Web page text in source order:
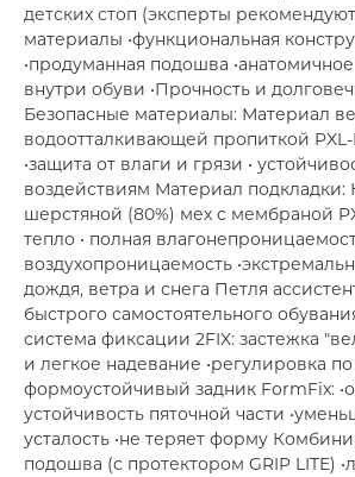
детских стоп (эксперты
материалы •функциональная
•продуманная подошва
внутри обуви •Прочность и
Безопасные материалы: Материал
водоотталкивающей пропиткой PXL-
•защита от влаги и грязи •
воздействиям Материал подкладки:
шерстяной (80%) мех с мембраной
тепло • полная
воздухопроницаемость
дождя, ветра и снега Петля
быстрого самостоятельного
система фиксации 2FIX: застежка
и легкое надевание •регулировка
формоустойчивый задник FormFix:
устойчивость пяточной части
усталость •не теряет форму
подошва (с протектором GRIP LITE)